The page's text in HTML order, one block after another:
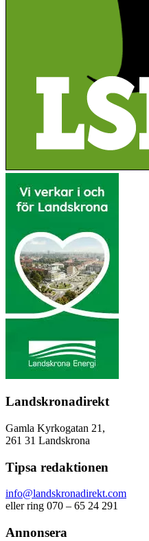
Landskronadirekt
Gamla Kyrkogatan 21,
261 31 Landskrona
Tipsa redaktionen
info@landskronadirekt.com
eller ring 070 – 65 24 291
Annonsera